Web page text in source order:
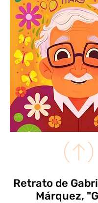
Retrato de
Márquez,